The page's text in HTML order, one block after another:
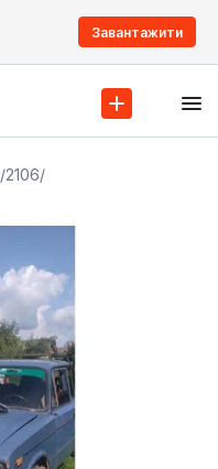
Завантажити
/2106/